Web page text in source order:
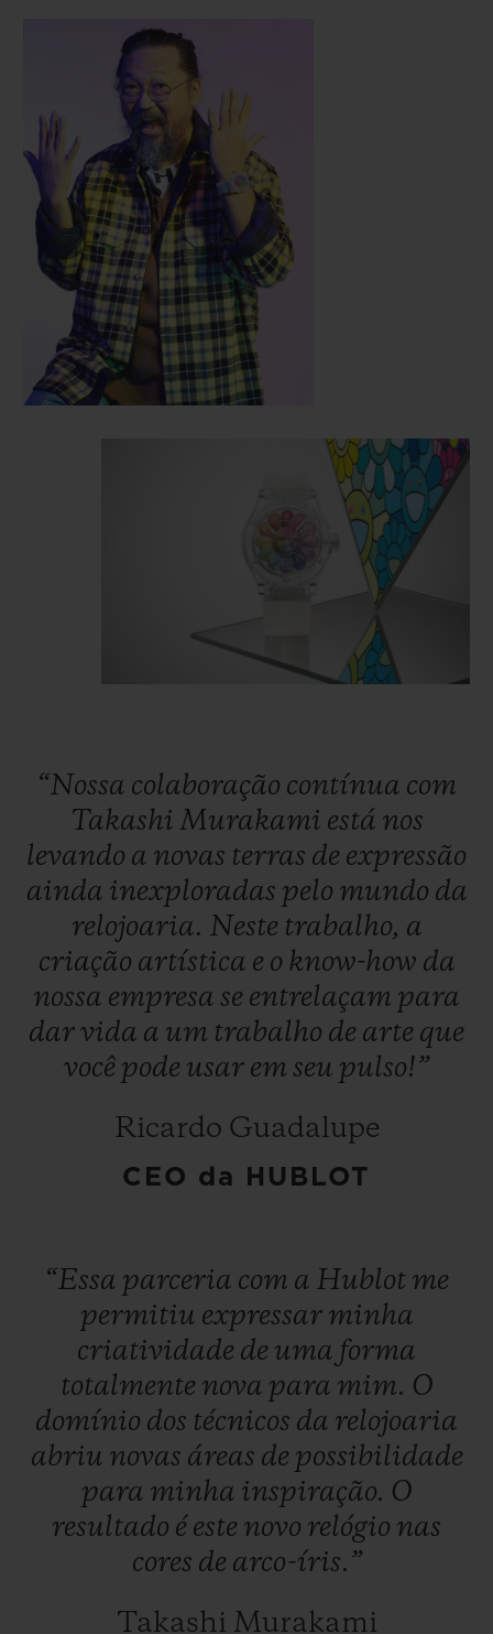
de arte, um fundo transparente através do
qual podemos contemplar o trabalho do
artista e o mecanismo intrínseco dos
relojeiros de Nyon. Reutilizando recursos
característicos do modelo Classic Fusion,
essa caixa de 45 mm de diâmetro é cortada
de vidro de safira, uma façanha tecnológica
na qual a Hublot é pioneira.
A flor sorridente apresenta um sorriso
malicioso em uma face tridimensional que,
literalmente, emerge do mostrador do
relógio. 12 pétalas coloridas giram ao redor
do rosto. Esse efeito policromático é obtido
ao colocar 487 pedras que representa as
cores do arco-íris: rubis, safiras rosa,
amarelas e laranjas. Graças ao engenhoso
sistema de rolamento esférico
começam a girar sob o cristal do relógio,
trazendo a flor sorridente de Takashi
Murakami à vida.
No coração do relógio, os relojeiros de Nyon
colocaram o calibre HUB1214 da Hublot
sem a função de cronômetro. Esse
movimento tem uma reserva de marcha de
72 horas.
Tendo como público-alvo os admiradores
da arte contemporânea, o relógio Classic
Fusion Takashi Murakami Sapphire
Rainbow está disponível em uma edição
“Nossa colaboração contínua com
Takashi Murakami está nos
levando a novas terras de expressão
ainda inexploradas pelo mundo da
relojoaria. Neste trabalho, a
criação artística e o know-how da
nossa empresa se entrelaçam para
darvida a um trabalho de arte que
você pode usar em seu pulso!”
Ricardo Guadalupe
CEO da HUBLOT
“Essa parceria com a Hublot me
permitiu expressar minha
criatividade de uma forma
totalmente nova para mim. O
domínio dos técnicos da relojoaria
abriu novas áreas de possibilidade
para minha inspiração. O
resultado é este novo relógio nas
cores de arco-íris.”
Takashi Murakami